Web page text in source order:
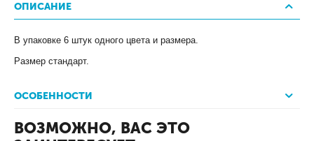
ОПИСАНИЕ
В упаковке 6 штук одного цвета и размера.
Размер стандарт.
ОСОБЕННОСТИ
ВОЗМОЖНО, ВАС ЭТО